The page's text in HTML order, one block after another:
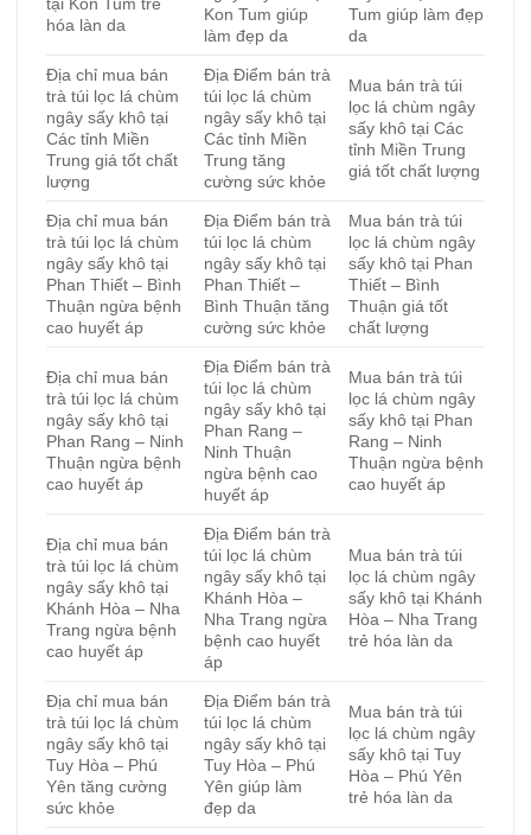
hóa làn da
Kon Tum giúp
làm đẹp da
Tum giúp làm đẹp
da
Địa chỉ mua bán
trà túi lọc lá chùm
ngây sấy khô tại
Các tỉnh Miền
Trung giá tốt chất
lượng
Địa Điểm bán trà
túi lọc lá chùm
ngây sấy khô tại
Các tỉnh Miền
Trung tăng
cường sức khỏe
Mua bán trà túi
lọc lá chùm ngây
sấy khô tại Các
tỉnh Miền Trung
giá tốt chất lượng
Địa chỉ mua bán
trà túi lọc lá chùm
ngây sấy khô tại
Phan Thiết – Bình
Thuận ngừa bệnh
cao huyết áp
Địa Điểm bán trà
túi lọc lá chùm
ngây sấy khô tại
Phan Thiết –
Bình Thuận tăng
cường sức khỏe
Mua bán trà túi
lọc lá chùm ngây
sấy khô tại Phan
Thiết – Bình
Thuận giá tốt
chất lượng
Địa chỉ mua bán
trà túi lọc lá chùm
ngây sấy khô tại
Phan Rang – Ninh
Thuận ngừa bệnh
cao huyết áp
Địa Điểm bán trà
túi lọc lá chùm
ngây sấy khô tại
Phan Rang –
Ninh Thuận
ngừa bệnh cao
huyết áp
Mua bán trà túi
lọc lá chùm ngây
sấy khô tại Phan
Rang – Ninh
Thuận ngừa bệnh
cao huyết áp
Địa chỉ mua bán
trà túi lọc lá chùm
ngây sấy khô tại
Khánh Hòa – Nha
Trang ngừa bệnh
cao huyết áp
Địa Điểm bán trà
túi lọc lá chùm
ngây sấy khô tại
Khánh Hòa –
Nha Trang ngừa
bệnh cao huyết
áp
Mua bán trà túi
lọc lá chùm ngây
sấy khô tại Khánh
Hòa – Nha Trang
trẻ hóa làn da
Địa chỉ mua bán
trà túi lọc lá chùm
ngây sấy khô tại
Tuy Hòa – Phú
Yên tăng cường
sức khỏe
Địa Điểm bán trà
túi lọc lá chùm
ngây sấy khô tại
Tuy Hòa – Phú
Yên giúp làm
đẹp da
Mua bán trà túi
lọc lá chùm ngây
sấy khô tại Tuy
Hòa – Phú Yên
trẻ hóa làn da